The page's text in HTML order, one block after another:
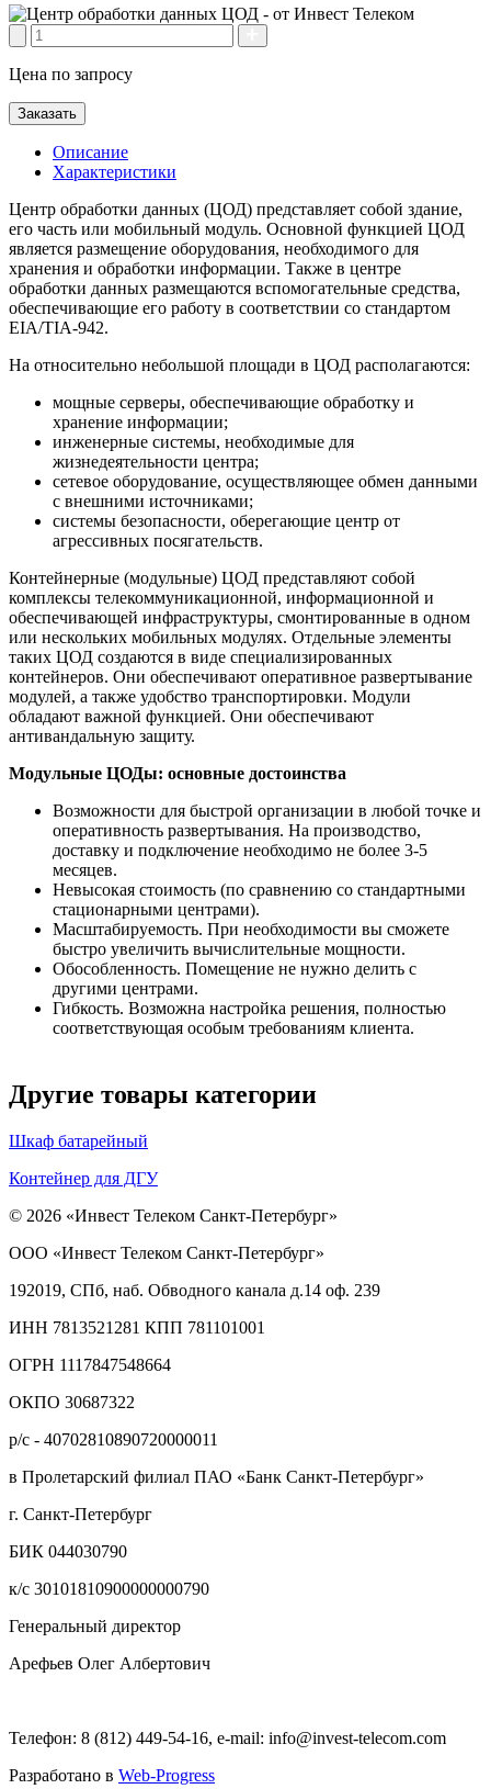
Цена по запросу
Заказать
Описание
Характеристики
Центр обработки данных (ЦОД) представляет собой здание,
его часть или мобильный модуль. Основной функцией ЦОД
является размещение оборудования, необходимого для
хранения и обработки информации. Также в центре
обработки данных размещаются вспомогательные средства,
обеспечивающие его работу в соответствии со стандартом
EIA/TIA-942.
На относительно небольшой площади в ЦОД располагаются:
мощные серверы, обеспечивающие обработку и
хранение информации;
инженерные системы, необходимые для
жизнедеятельности центра;
сетевое оборудование, осуществляющее обмен данными
с внешними источниками;
системы безопасности, оберегающие центр от
агрессивных посягательств.
Контейнерные (модульные) ЦОД представляют собой
комплексы телекоммуникационной, информационной и
обеспечивающей инфраструктуры, смонтированные в одном
или нескольких мобильных модулях. Отдельные элементы
таких ЦОД создаются в виде специализированных
контейнеров. Они обеспечивают оперативное развертывание
модулей, а также удобство транспортировки. Модули
обладают важной функцией. Они обеспечивают
антивандальную защиту.
Модульные ЦОДы: основные достоинства
Возможности для быстрой организации в любой точке и
оперативность развертывания. На производство,
доставку и подключение необходимо не более 3-5
месяцев.
Невысокая стоимость (по сравнению со стандартными
стационарными центрами).
Масштабируемость. При необходимости вы сможете
быстро увеличить вычислительные мощности.
Обособленность. Помещение не нужно делить с
другими центрами.
Гибкость. Возможна настройка решения, полностью
соответствующая особым требованиям клиента.
Другие товары категории
Шкаф батарейный
Контейнер для ДГУ
© 2026 «Инвест Телеком Санкт-Петербург»
ООО «Инвест Телеком Санкт-Петербург»
192019, СПб, наб. Обводного канала д.14 оф. 239
ИНН 7813521281 КПП 781101001
ОГРН 1117847548664
ОКПО 30687322
р/с - 40702810890720000011
в Пролетарский филиал ПАО «Банк Санкт-Петербург»
г. Санкт-Петербург
БИК 044030790
к/с 30101810900000000790
Генеральный директор
Арефьев Олег Албертович
Телефон: 8 (812) 449-54-16, e-mail: info@invest-telecom.com
Разработано в Web-Progress